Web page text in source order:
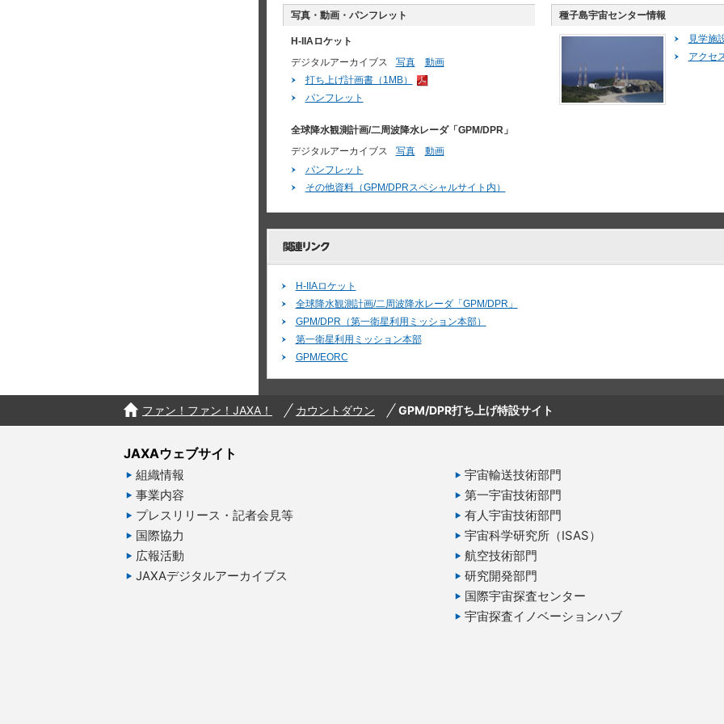
写真・動画・パンフレット
H-IIAロケット
デジタルアーカイブス
写真
動画
打ち上げ計画書（1MB）
パンフレット
全球降水観測計画/二周波降水レーダ「GPM/DPR」
デジタルアーカイブス
写真
動画
パンフレット
その他資料（GPM/DPRスペシャルサイト内）
種子島宇宙センター情報
見学施
アクセ
H-IIAロケット
全球降水観測計画/二周波降水レーダ「GPM/DPR」
GPM/DPR（第一衛星利用ミッション本部）
第一衛星利用ミッション本部
GPM/EORC
ファン！ファン！JAXA！ カウントダウン GPM/DPR打ち上げ特設サイト
JAXAウェブサイト
組織情報
事業内容
プレスリリース・記者会見等
国際協力
広報活動
JAXAデジタルアーカイブス
宇宙輸送技術部門
第一宇宙技術部門
有人宇宙技術部門
宇宙科学研究所（ISAS）
航空技術部門
研究開発部門
国際宇宙探査センター
宇宙探査イノベーションハブ